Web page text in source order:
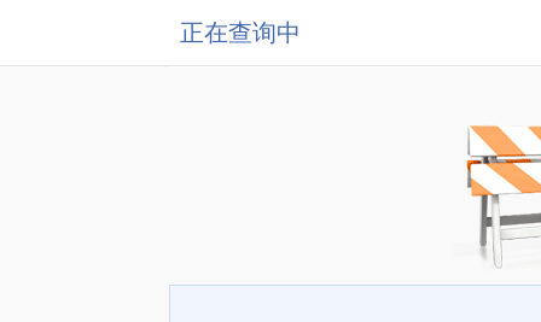
正在查询中